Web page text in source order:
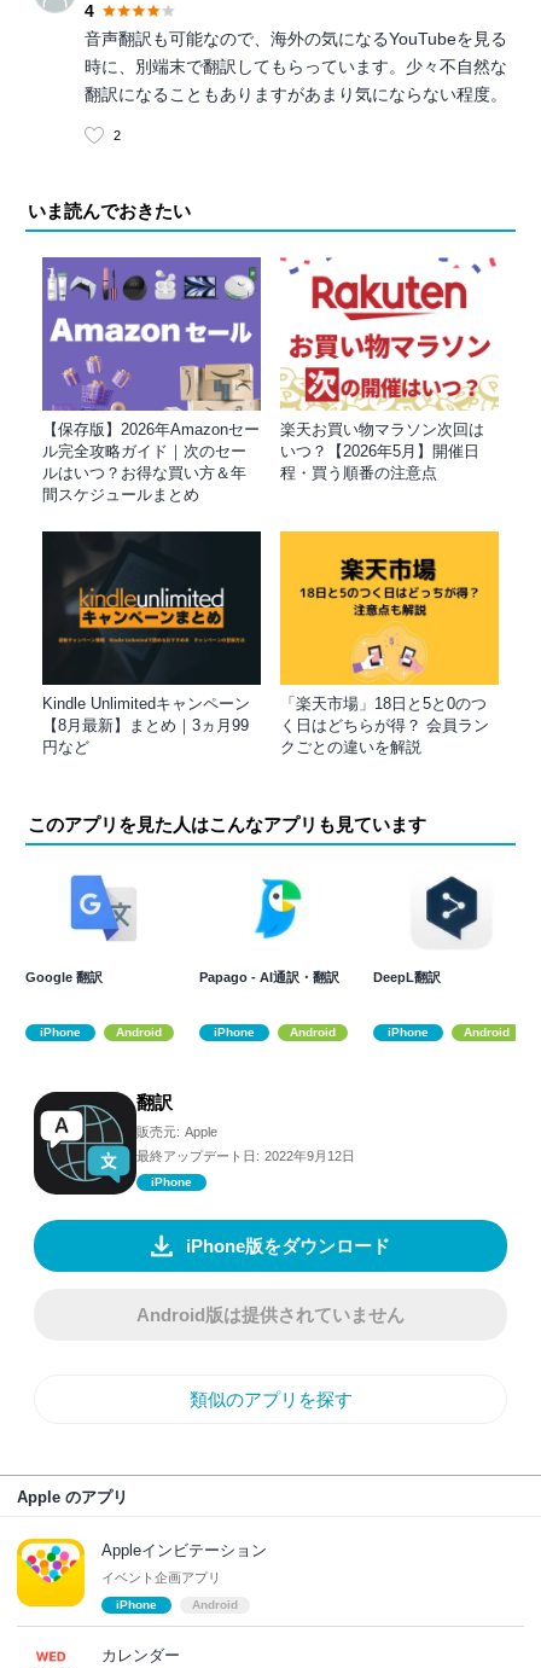
4
音声翻訳も可能なので、海外の気になるYouTubeを見る
時に、別端末で翻訳してもらっています。少々不自然な
翻訳になることもありますがあまり気にならない程度。
2
いま読んでおきたい
【保存版】2026年Amazonセー
ル完全攻略ガイド｜次のセー
ルはいつ？お得な買い方＆年
間スケジュールまとめ
楽天お買い物マラソン次回は
いつ？【2026年5月】開催日
程・買う順番の注意点
Kindle Unlimitedキャンペーン
【8月最新】まとめ｜3ヵ月99
円など
「楽天市場」18日と5と0のつ
く日はどちらが得？ 会員ラン
クごとの違いを解説
このアプリを見た人はこんなアプリも見ています
Google 翻訳
iPhone Android
Papago - AI通訳・翻訳
iPhone Android
DeepL翻訳
iPhone Android
翻訳
販売元: Apple
最終アップデート日: 2022年9月12日
iPhone
iPhone版をダウンロード
Android版は提供されていません
類似のアプリを探す
Apple のアプリ
Appleインビテーション
イベント企画アプリ
iPhone Android
カレンダー